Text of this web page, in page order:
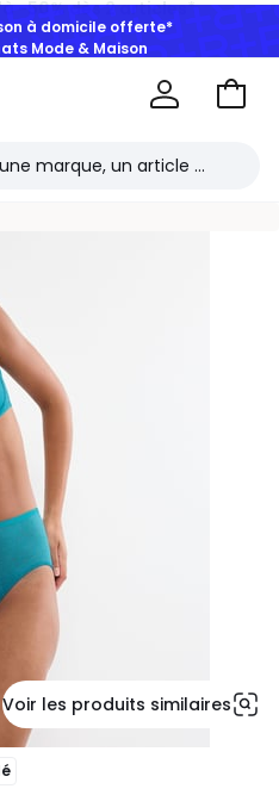
à domicile offerte*
Mode & Maison
Aller
Voir les produits similaires